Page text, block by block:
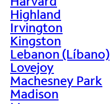
Highland
Irvington
Kingston
Lebanon (Líbano)
Lovejoy
Machesney Park
Madison